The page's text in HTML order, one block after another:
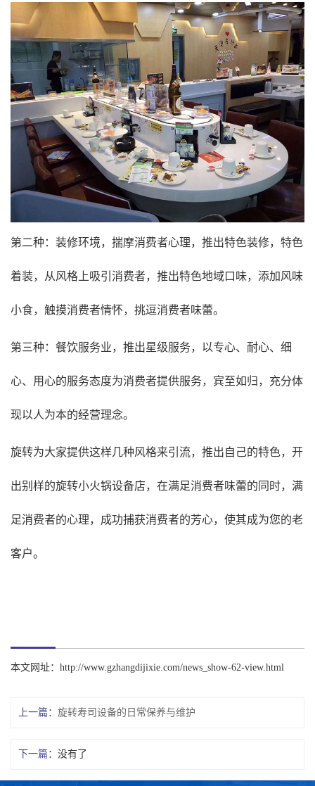
第二种：装修环境，揣摩消费者心理，推出特色装修，特色
着装，从风格上吸引消费者，推出特色地域口味，添加风味
小食，触摸消费者情怀，挑逗消费者味蕾。
第三种：餐饮服务业，推出星级服务，以专心、耐心、细
心、用心的服务态度为消费者提供服务，宾至如归，充分体
现以人为本的经营理念。
旋转为大家提供这样几种风格来引流，推出自己的特色，开
出别样的旋转小火锅设备店，在满足消费者味蕾的同时，满
足消费者的心理，成功捕获消费者的芳心，使其成为您的老
客户。
本文网址： http://www.gzhangdijixie.com/news_show-62-view.html
上一篇： 旋转寿司设备的日常保养与维护
下一篇： 没有了